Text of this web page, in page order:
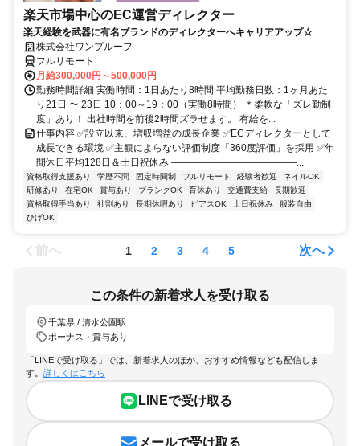
楽天市場中心のEC運営ディレクター
楽天経験を武器に有名ブランドのディレクターへキャリアアップ☆
株式会社ワンプルーフ
フルリモート
月給300,000円～500,000円
勤務時間詳細 実働時間：1日あたり8時間 平均勤務日数：1ヶ月あた
り21日 〜 23日 10：00～19：00（実働8時間） ＊柔軟な「ズレ勤制
度」あり！ 出社時間を前後2時間ズラせます。 有給を...
仕事内容 ✅設立以来、増収増益の成長企業 ✅ECディレクターとして
成長できる環境 ✅主観によらない評価制度「360度評価」を採用 ✅年
間休日平均128日＆土日祝休み ―――――――――――――...
資格取得支援あり 学歴不問 固定時間制 フルリモート 経験者歓迎
ネイルOK
研修あり
在宅OK 賞与あり ブランクOK 育休あり 交通費支給
長期歓迎
資格取得手当あり
社割あり 長期休暇あり ピアスOK 土日祝休み
服装自由
ひげOK
前へ 1 2 3 4 5 次へ
この条件の新着求人を受け取る
千葉県 / 清水公園駅
ボーナス・賞与あり
「LINEで受け取る」では、新着求人のほか、おすすめ情報なども配信しま
す。 詳しくはこちら
LINEで受け取る
メールで受け取る